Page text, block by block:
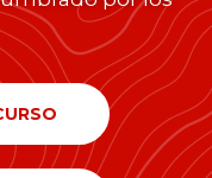
expand_more